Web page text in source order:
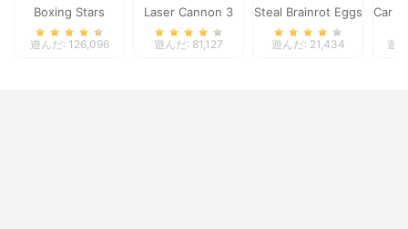
Boxing Stars
遊んだ: 126,096
Laser Cannon 3
遊んだ: 81,127
Steal Brainrot Eggs
遊んだ: 21,434
Car
遊